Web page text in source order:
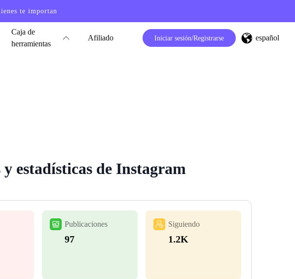
te importan
Caja de
herramientas
Afiliado Iniciar sesión/Registrarse español
estadísticas de Instagram
Publicaciones
97
Siguiendo
1.2K